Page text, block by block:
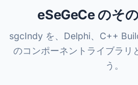
eSeGeCe のそ
sgcIndy を、Delphi、C++
のコンポーネントライブラリ
う。